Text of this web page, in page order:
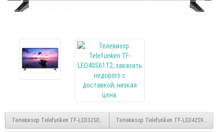
Телевизор Telefunken TF-LED32S02T2 Телевизор Telefunken TF-LED42S90T2